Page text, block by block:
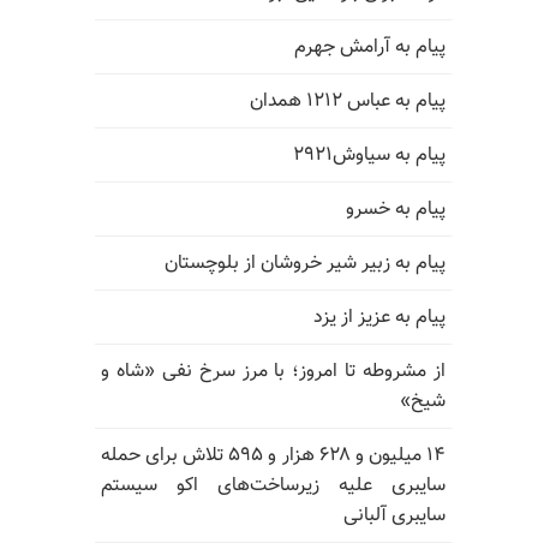
پیام به آرامش جهرم
پیام به عباس ۱۲۱۲ همدان
پیام به سیاوش۲۹۲۱
پیام به خسرو
پیام به زبیر شیر خروشان از بلوچستان
پیام به عزیز از یزد
از مشروطه تا امروز؛ با مرز سرخ نفی «شاه و
شیخ»
۱۴ میلیون و ۶۲۸ هزار و ۵۹۵ تلاش برای حمله
سایبری علیه زیرساخت‌های اکو سیستم
سایبری آلبانی